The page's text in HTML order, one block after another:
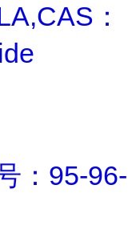
：
：95-96-